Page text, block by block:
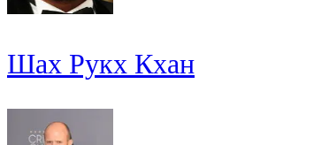
Шах Рукх Кхан